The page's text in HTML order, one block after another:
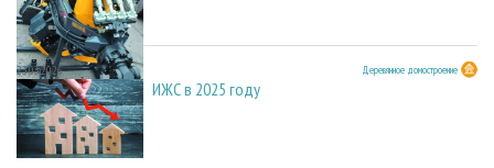
23.03.2026 Деревянное домостроение
ИЖС в 2025 году